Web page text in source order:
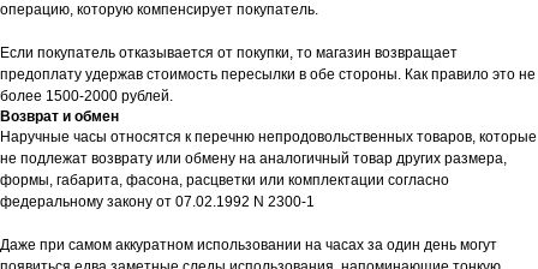
операцию, которую компенсирует покупатель.
Если покупатель отказывается от покупки, то магазин возвращает
предоплату удержав стоимость пересылки в обе стороны. Как правило это не
более 1500-2000 рублей.
Возврат и обмен
Наручные часы относятся к перечню непродовольственных товаров, которые
не подлежат возврату или обмену на аналогичный товар других размера,
формы, габарита, фасона, расцветки или комплектации согласно
федеральному закону от 07.02.1992 N 2300-1
Даже при самом аккуратном использовании на часах за один день могут